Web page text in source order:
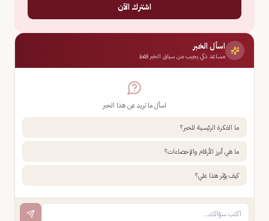
اشترك الآن
اسأل الخبر
مساعد ذكي يجيب من سياق الخبر فقط
اسأل ما تريد عن هذا الخبر
ما الفكرة الرئيسية للخبر؟
ما هي أبرز الأرقام والإحصاءات؟
كيف يؤثر هذا علي؟